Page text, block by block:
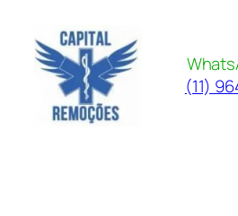
para
conteúdo
(11)